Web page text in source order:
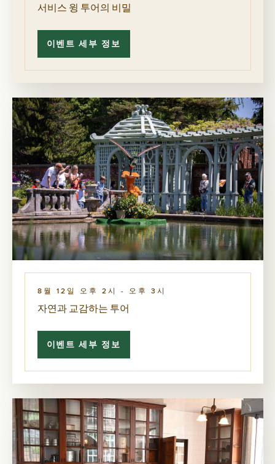
서비스 윙 투어의 비밀
이벤트 세부 정보
스
윙
의
비
밀
8월 12일 오후 2시 - 오후 3시
자연과 교감하는 투어
이벤트 세부 정보
과
교
하
는
투
어